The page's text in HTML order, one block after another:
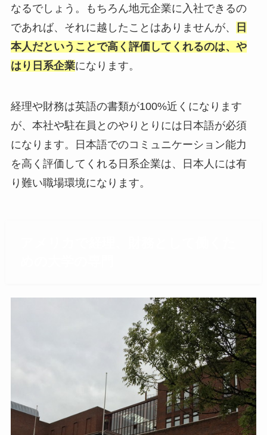
なるでしょう。もちろん地元企業に入社できるの
であれば、それに越したことはありませんが、
日
本人だということで高く評価してくれるのは、や
はり日系企業になります。
経理や財務は英語の書類が100%近くになります
が、本社や駐在員とのやりとりには日本語が必須
になります。日本語でのコミュニケーション能力
を高く評価してくれる日系企業は、日本人には有
り難い職場環境になります。